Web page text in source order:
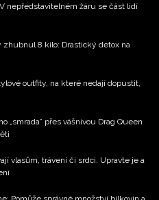
nepředstavitelném žáru se část lidí
zhubnul 8 kilo: Drastický detox na
outfity, na které nedají dopustit,
„smrada” přes vášnivou Drag Queen
vlasům, trávení či srdci. Upravte je a